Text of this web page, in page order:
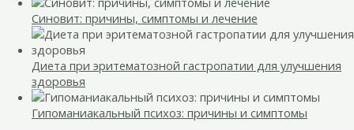
Синовит: причины, симптомы и лечение
Диета при эритематозной гастропатии для улучшения
здоровья
Гипоманиакальный психоз: причины и симптомы